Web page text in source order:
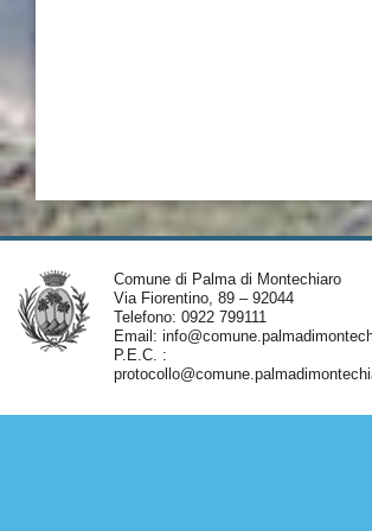
Comune di Palma di Montechiaro
Via Fiorentino, 89 – 92044
Telefono: 0922 799111
Email:
P.E.C. :